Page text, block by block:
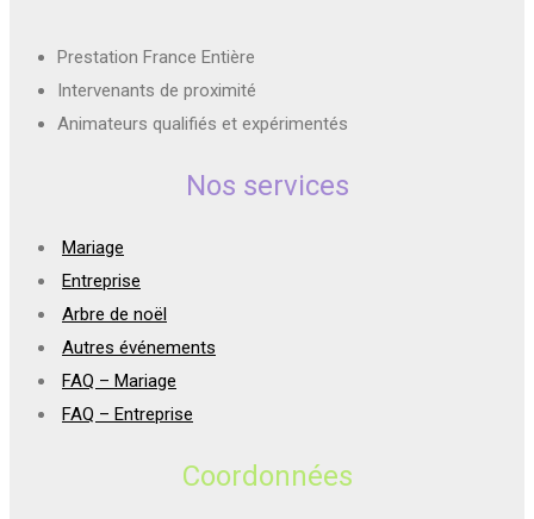
Prestation France Entière
Intervenants de proximité
Animateurs qualifiés et expérimentés
Nos services
Mariage
Entreprise
Arbre de noël
Autres événements
FAQ – Mariage
FAQ – Entreprise
Coordonnées